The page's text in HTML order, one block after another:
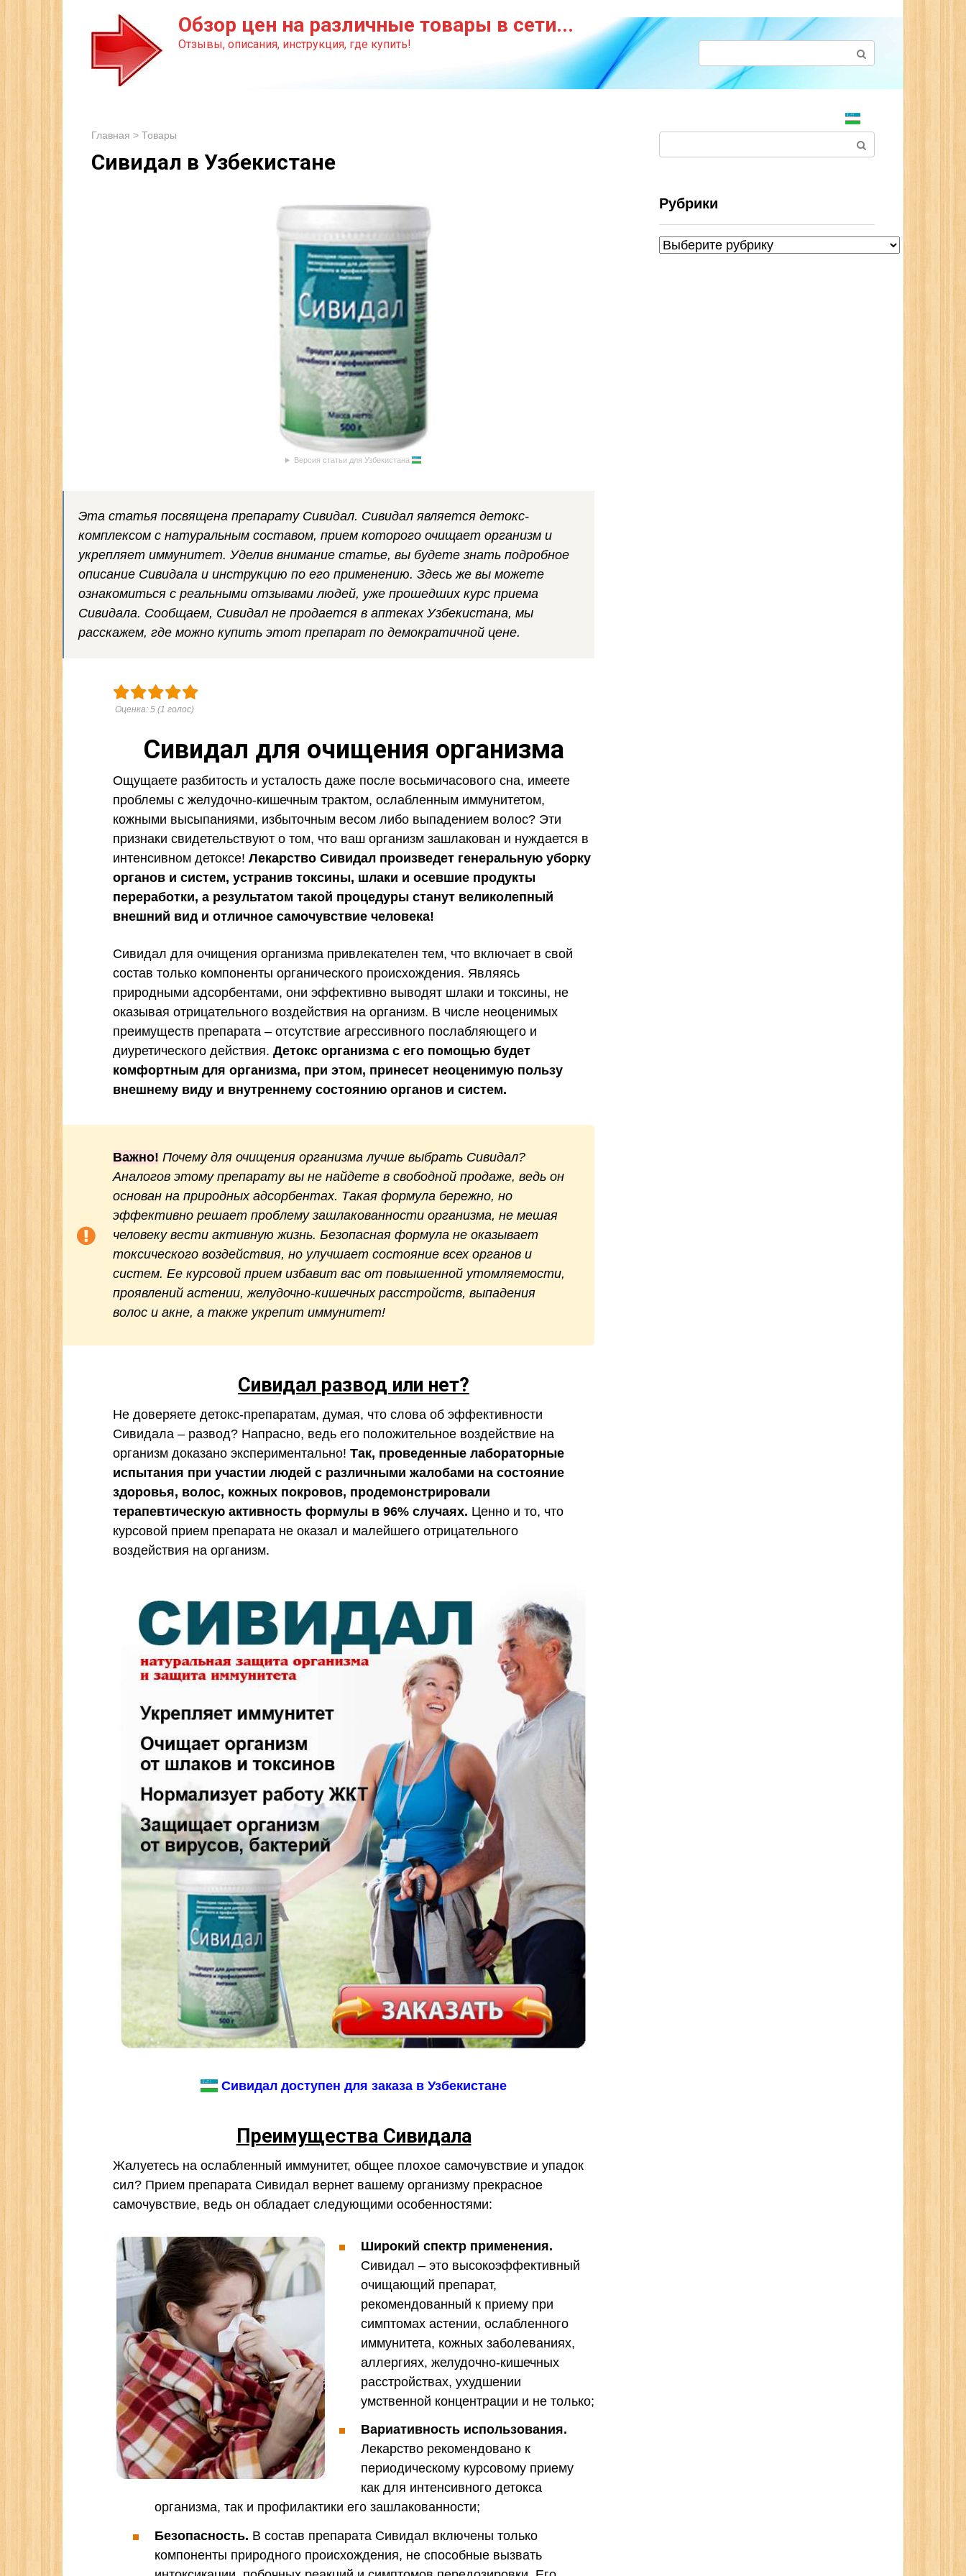
Обзор цен на различные товары в сети...
Отзывы, описания, инструкция, где купить!
Главная > Товары
Сивидал в Узбекистане
Версия статьи для Узбекистана
Эта статья посвящена препарату Сивидал. Сивидал является детокс-
комплексом с натуральным составом, прием которого очищает организм и
укрепляет иммунитет. Уделив внимание статье, вы будете знать подробное
описание Сивидала и инструкцию по его применению. Здесь же вы можете
ознакомиться с реальными отзывами людей, уже прошедших курс приема
Сивидала. Сообщаем, Сивидал не продается в аптеках Узбекистана, мы
расскажем, где можно купить этот препарат по демократичной цене.
Оценка: 5 (1 голос)
Сивидал для очищения организма
Ощущаете разбитость и усталость даже после восьмичасового сна, имеете
проблемы с желудочно-кишечным трактом, ослабленным иммунитетом,
кожными высыпаниями, избыточным весом либо выпадением волос? Эти
признаки свидетельствуют о том, что ваш организм зашлакован и нуждается в
интенсивном детоксе! Лекарство Сивидал произведет генеральную уборку
органов и систем, устранив токсины, шлаки и осевшие продукты
переработки, а результатом такой процедуры станут великолепный
внешний вид и отличное самочувствие человека!
Сивидал для очищения организма привлекателен тем, что включает в свой
состав только компоненты органического происхождения. Являясь
природными адсорбентами, они эффективно выводят шлаки и токсины, не
оказывая отрицательного воздействия на организм. В числе неоценимых
преимуществ препарата – отсутствие агрессивного послабляющего и
диуретического действия. Детокс организма с его помощью будет
комфортным для организма, при этом, принесет неоценимую пользу
внешнему виду и внутреннему состоянию органов и систем.
Важно! Почему для очищения организма лучше выбрать Сивидал?
Аналогов этому препарату вы не найдете в свободной продаже, ведь он
основан на природных адсорбентах. Такая формула бережно, но
эффективно решает проблему зашлакованности организма, не мешая
человеку вести активную жизнь. Безопасная формула не оказывает
токсического воздействия, но улучшает состояние всех органов и
систем. Ее курсовой прием избавит вас от повышенной утомляемости,
проявлений астении, желудочно-кишечных расстройств, выпадения
волос и акне, а также укрепит иммунитет!
Сивидал развод или нет?
Не доверяете детокс-препаратам, думая, что слова об эффективности
Сивидала – развод? Напрасно, ведь его положительное воздействие на
организм доказано экспериментально! Так, проведенные лабораторные
испытания при участии людей с различными жалобами на состояние
здоровья, волос, кожных покровов, продемонстрировали
терапевтическую активность формулы в 96% случаях. Ценно и то, что
курсовой прием препарата не оказал и малейшего отрицательного
воздействия на организм.
Сивидал доступен для заказа в Узбекистане
Преимущества Сивидала
Жалуетесь на ослабленный иммунитет, общее плохое самочувствие и упадок
сил? Прием препарата Сивидал вернет вашему организму прекрасное
самочувствие, ведь он обладает следующими особенностями:
Широкий спектр применения.
Сивидал – это высокоэффективный
очищающий препарат,
рекомендованный к приему при
симптомах астении, ослабленного
иммунитета, кожных заболеваниях,
аллергиях, желудочно-кишечных
расстройствах, ухудшении
умственной концентрации и не только;
Вариативность использования.
Лекарство рекомендовано к
периодическому курсовому приему
как для интенсивного детокса
организма, так и профилактики его зашлакованности;
Безопасность. В состав препарата Сивидал включены только
компоненты природного происхождения, не способные вызвать
Рубрики
Рубрики